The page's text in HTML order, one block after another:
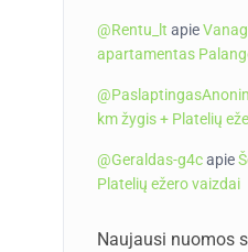
@Rentu_lt apie
apartamentas
km žygis + Platelių
@Geraldas-g4capie
Platelių ežero vaizdai
Naujausi nuomos